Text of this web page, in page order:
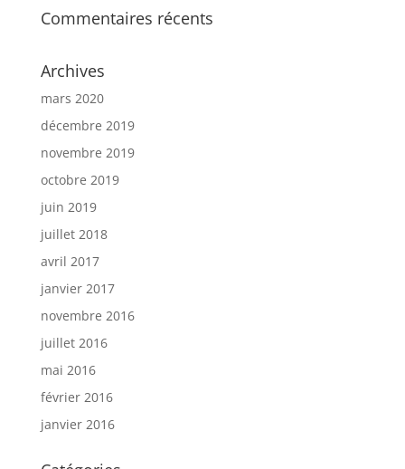
Commentaires récents
Archives
mars 2020
décembre 2019
novembre 2019
octobre 2019
juin 2019
juillet 2018
avril 2017
janvier 2017
novembre 2016
juillet 2016
mai 2016
février 2016
janvier 2016